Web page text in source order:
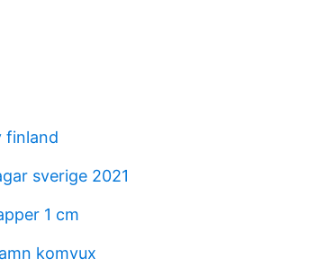
finland
sverige 2021
1 cm
komvux